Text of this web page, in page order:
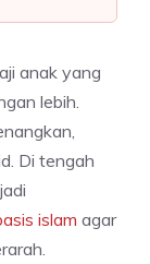
anak yang
lebih.
Di tengah
islam agar